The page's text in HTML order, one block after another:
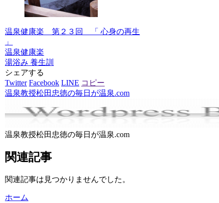
温泉健康楽 第２３回 「 心身の再生
」
温泉健康楽
湯浴み 養生訓
シェアする
Twitter Facebook LINE コピー
温泉教授松田忠徳の毎日が温泉.com
温泉教授松田忠徳の毎日が温泉.com
関連記事
関連記事は見つかりませんでした。
ホーム